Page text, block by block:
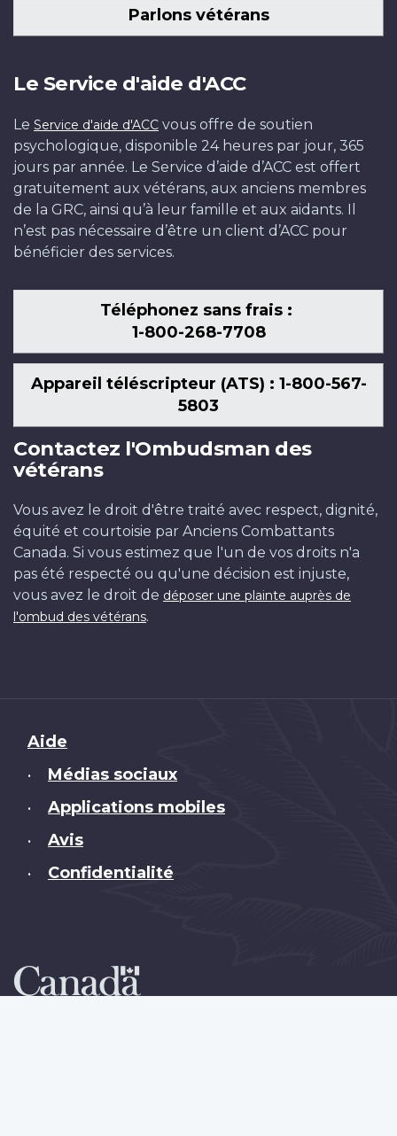
Parlons vétérans
Le Service d'aide d'ACC
Le Service d'aide d'ACC vous offre de soutien
psychologique, disponible 24 heures par jour, 365
jours par année. Le Service d’aide d’ACC est offert
gratuitement aux vétérans, aux anciens membres
de la GRC, ainsi qu’à leur famille et aux aidants. Il
n’est pas nécessaire d’être un client d’ACC pour
bénéficier des services.
Téléphonez sans frais :
1-800-268-7708
Appareil téléscripteur (ATS) : 1-800-567-
5803
Contactez l'Ombudsman des
vétérans
Vous avez le droit d'être traité avec respect, dignité,
équité et courtoisie par Anciens Combattants
Canada. Si vous estimez que l'un de vos droits n'a
pas été respecté ou qu'une décision est injuste,
vous avez le droit de déposer une plainte auprès de
l'ombud des vétérans.
Brand
Aide
• Médias sociaux
• Applications mobiles
• Avis
• Confidentialité